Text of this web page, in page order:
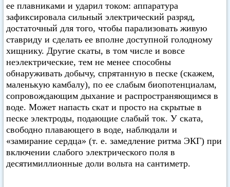
ее плавниками и ударил током: аппаратура
зафиксировала сильный электрический разряд,
достаточный для того, чтобы парализовать живую
ставриду и сделать ее вполне доступной голодному
хищнику. Другие скаты, в том числе и вовсе
неэлектрические, тем не менее способны
обнаруживать добычу, спрятанную в песке (скажем,
маленькую камбалу), по ее слабым биопотенциалам,
сопровождающим дыхание и распространяющимся в
воде. Может напасть скат и просто на скрытые в
песке электроды, подающие слабый ток. У ската,
свободно плавающего в воде, наблюдали и
«замирание сердца» (т. е. замедление ритма ЭКГ) при
включении слабого электрического поля в
десятимиллионные доли вольта на сантиметр.